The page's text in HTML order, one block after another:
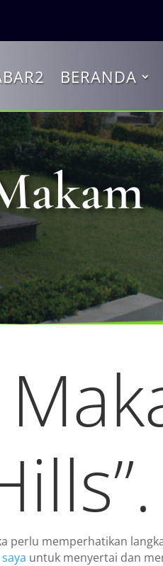
BERANDA
perlu memperhatikan
untuk menyertai dan